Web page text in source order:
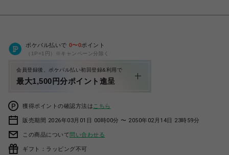
ポケパル払いで 0〜0ポイント
（1P=1円）※キャンペーン分除く
会員登録後、ポケパル払い初回登録&利用で
最大1,500円分ポイント進呈
獲得ポイントの確認方法は こちら
販売期間 2026年03月01日 00時00分 〜 2050年02月14日 23時59分
この商品について問い合わせる
ギフト：ラッピング不可